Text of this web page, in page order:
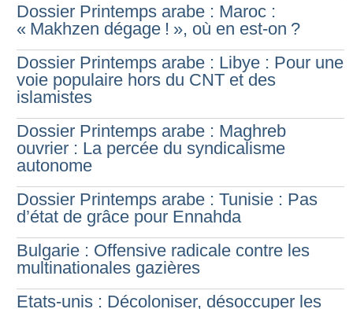
Dossier Printemps arabe : Maroc :
« Makhzen dégage ! », où en est-on ?
Dossier Printemps arabe : Libye : Pour une
voie populaire hors du CNT et des
islamistes
Dossier Printemps arabe : Maghreb
ouvrier : La percée du syndicalisme
autonome
Dossier Printemps arabe : Tunisie : Pas
d’état de grâce pour Ennahda
Bulgarie : Offensive radicale contre les
multinationales gazières
Etats-unis : Décoloniser, désoccuper les